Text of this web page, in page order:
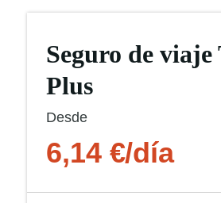
Seguro de viaje
Plus
Desde
6,14 €/día